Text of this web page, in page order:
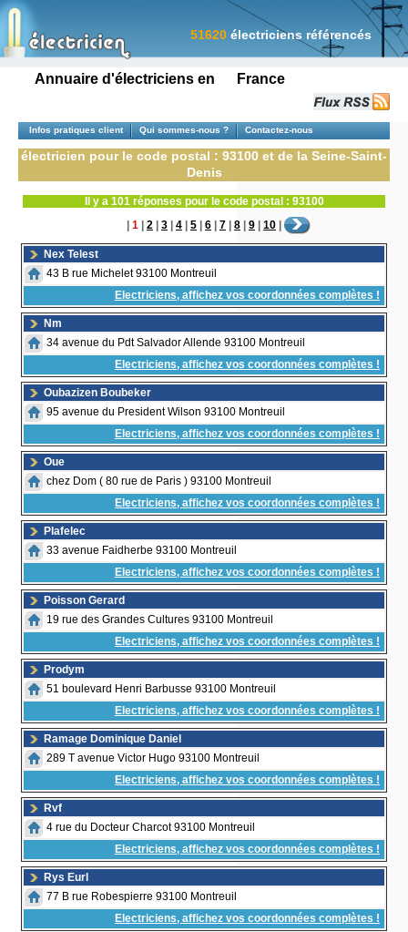
Annuaire d'électriciens en France
51620 électriciens référencés
Infos pratiques client Qui sommes-nous ? Contactez-nous
électricien pour le code postal : 93100 et de la Seine-Saint-
Denis
Il y a 101 réponses pour le code postal : 93100
| 1 | 2 | 3 | 4 | 5 | 6 | 7 | 8 | 9 | 10 |
Nex Telest
43 B rue Michelet 93100 Montreuil
Electriciens, affichez vos coordonnées complètes !
Nm
34 avenue du Pdt Salvador Allende 93100 Montreuil
Electriciens, affichez vos coordonnées complètes !
Oubazizen Boubeker
95 avenue du President Wilson 93100 Montreuil
Electriciens, affichez vos coordonnées complètes !
Oue
chez Dom ( 80 rue de Paris ) 93100 Montreuil
Electriciens, affichez vos coordonnées complètes !
Plafelec
33 avenue Faidherbe 93100 Montreuil
Electriciens, affichez vos coordonnées complètes !
Poisson Gerard
19 rue des Grandes Cultures 93100 Montreuil
Electriciens, affichez vos coordonnées complètes !
Prodym
51 boulevard Henri Barbusse 93100 Montreuil
Electriciens, affichez vos coordonnées complètes !
Ramage Dominique Daniel
289 T avenue Victor Hugo 93100 Montreuil
Electriciens, affichez vos coordonnées complètes !
Rvf
4 rue du Docteur Charcot 93100 Montreuil
Electriciens, affichez vos coordonnées complètes !
Rys Eurl
77 B rue Robespierre 93100 Montreuil
Electriciens, affichez vos coordonnées complètes !